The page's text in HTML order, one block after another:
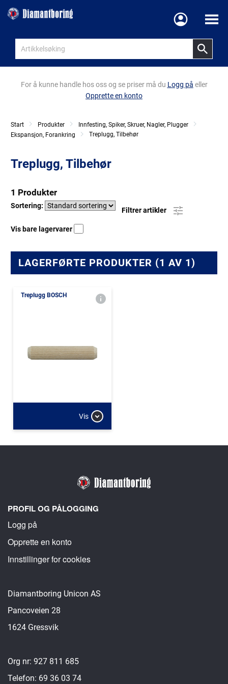
Meny
For å kunne handle hos oss og se priser må du Logg på eller
Opprette en konto
Start Produkter
Innfesting, Spiker, Skruer, Nagler, Plugger
Ekspansjon, Forankring
Treplugg, Tilbehør
Treplugg, Tilbehør
1 Produkter
Sortering:
Filtrer artikler
Vis bare lagervarer
LAGERFØRTE PRODUKTER (1 AV 1)
Treplugg BOSCH
Vis
PROFIL OG PÅLOGGING
Logg på
Opprette en konto
Innstillinger for cookies
Diamantboring Unicon AS
Pancoveien 28
1624 Gressvik
Org nr: 927 811 685
Telefon: 69 36 03 74